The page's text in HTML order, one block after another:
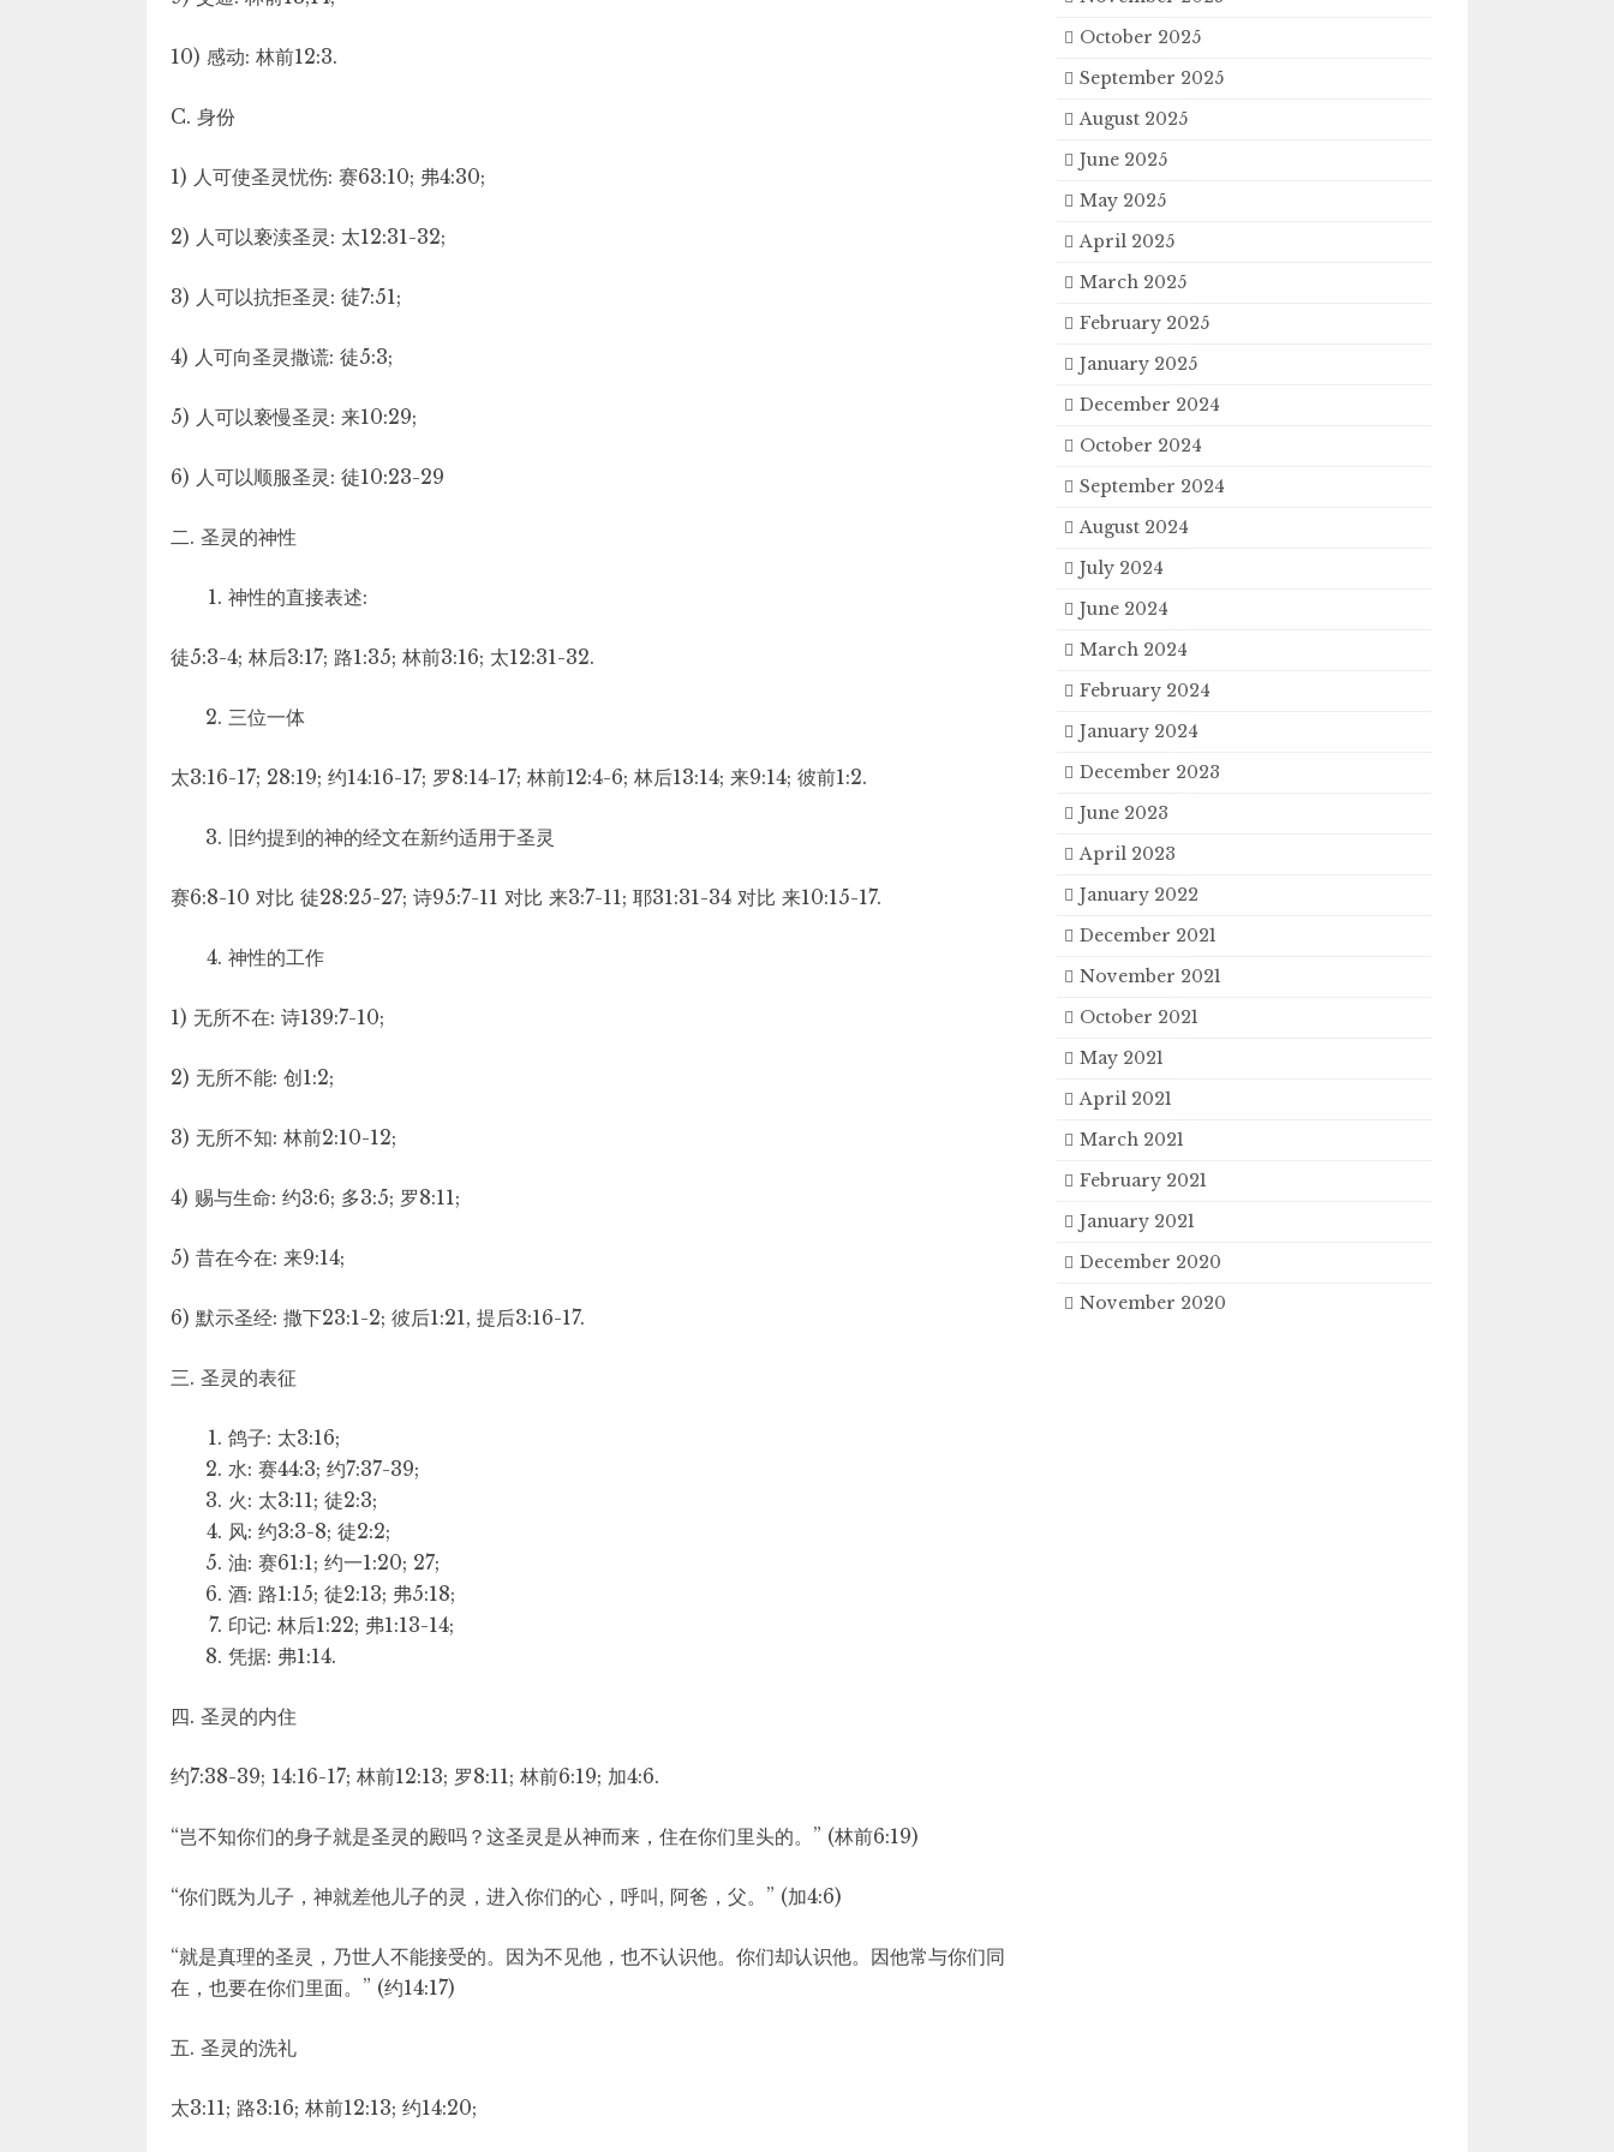
10) 感动: 林前12:3.
C. 身份
1) 人可使圣灵忧伤: 赛63:10; 弗4:30;
2) 人可以亵渎圣灵: 太12:31-32;
3) 人可以抗拒圣灵: 徒7:51;
4) 人可向圣灵撒谎: 徒5:3;
5) 人可以亵慢圣灵: 来10:29;
6) 人可以顺服圣灵: 徒10:23-29
二. 圣灵的神性
神性的直接表述:
徒5:3-4; 林后3:17; 路1:35; 林前3:16; 太12:31-32.
三位一体
太3:16-17; 28:19; 约14:16-17; 罗8:14-17; 林前12:4-6; 林后13:14; 来9:14; 彼前1:2.
旧约提到的神的经文在新约适用于圣灵
赛6:8-10 对比 徒28:25-27; 诗95:7-11 对比 来3:7-11; 耶31:31-34 对比 来10:15-17.
神性的工作
1) 无所不在: 诗139:7-10;
2) 无所不能: 创1:2;
3) 无所不知: 林前2:10-12;
4) 赐与生命: 约3:6; 多3:5; 罗8:11;
5) 昔在今在: 来9:14;
6) 默示圣经: 撒下23:1-2; 彼后1:21, 提后3:16-17.
三. 圣灵的表征
鸽子: 太3:16;
水: 赛44:3; 约7:37-39;
火: 太3:11; 徒2:3;
风: 约3:3-8; 徒2:2;
油: 赛61:1; 约一1:20; 27;
酒: 路1:15; 徒2:13; 弗5:18;
印记: 林后1:22; 弗1:13-14;
凭据: 弗1:14.
四. 圣灵的内住
约7:38-39; 14:16-17; 林前12:13; 罗8:11; 林前6:19; 加4:6.
“岂不知你们的身子就是圣灵的殿吗？这圣灵是从神而来，住在你们里头的。” (林前6:19)
“你们既为儿子，神就差他儿子的灵，进入你们的心，呼叫, 阿爸，父。” (加4:6)
“就是真理的圣灵，乃世人不能接受的。因为不见他，也不认识他。你们却认识他。因他常与你们同
在，也要在你们里面。” (约14:17)
五. 圣灵的洗礼
太3:11; 路3:16; 林前12:13; 约14:20;
October 2025
September 2025
August 2025
June 2025
May 2025
April 2025
March 2025
February 2025
January 2025
December 2024
October 2024
September 2024
August 2024
July 2024
June 2024
March 2024
February 2024
January 2024
December 2023
June 2023
April 2023
January 2022
December 2021
November 2021
October 2021
May 2021
April 2021
March 2021
February 2021
January 2021
December 2020
November 2020